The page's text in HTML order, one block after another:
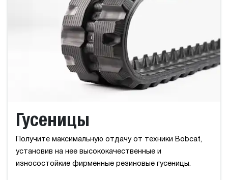
Гусеницы
Получите максимальную отдачу от техники Bobcat,
установив на нее высококачественные и
износостойкие фирменные резиновые гусеницы.